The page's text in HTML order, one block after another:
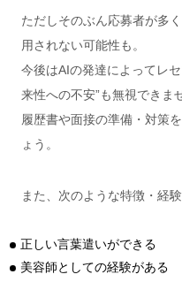
ただしそのぶん応募者が多
用されない可能性も。
今後はAIの発達によってレ
来性への不安”も無視できま
履歴書や面接の準備・対策
ょう。
また、次のような特徴・経
正しい言葉遣いができる
美容師としての経験がある